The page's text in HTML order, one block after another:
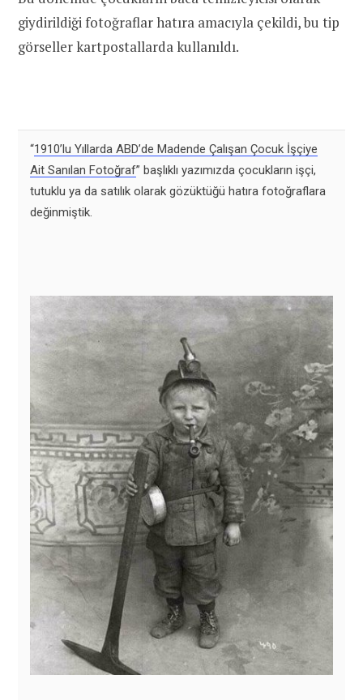
giydirildiği fotoğraflar hatıra amacıyla çekildi, bu tip
görseller kartpostallarda kullanıldı.
“1910’lu Yıllarda ABD’de Madende Çalışan Çocuk İşçiye
Ait Sanılan Fotoğraf” başlıklı yazımızda çocukların işçi,
tutuklu ya da satılık olarak gözüktüğü hatıra fotoğraflara
değinmiştik.